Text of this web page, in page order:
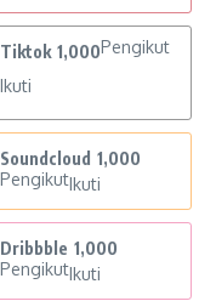
Tiktok 1,000Pengikut
Ikuti
Soundcloud 1,000
PengikutIkuti
Dribbble 1,000
PengikutIkuti